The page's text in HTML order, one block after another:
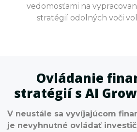
vedomosťami na
stratégií odolných voči
Ovládanie
stratégií s AI
V neustále sa vyvíjajúcom
je nevyhnutné ovládať